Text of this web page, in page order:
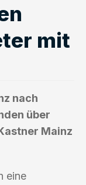
mit
nach
über
Mainz
eine